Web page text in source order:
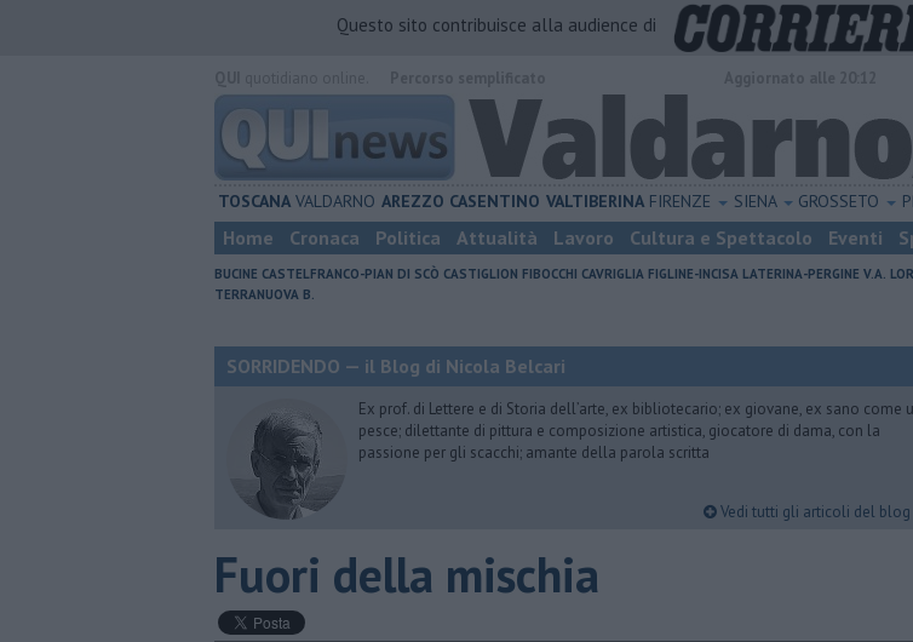
Questo sito contribuisce alla audience di
TOSCANA VALDARNO AREZZO CASENTINO VALTIBERINA FIRENZE SIENA GROSSETO
Home Cronaca Politica Attualità Lavoro Cultura e Spettacolo Eventi
BUCINE CASTELFRANCO-PIAN DI SCÒ CASTIGLION FIBOCCHI CAVRIGLIA FIGLINE-INCISA LATERINA-PERGINE V.A.
TERRANUOVA B.
SORRIDENDO — il Blog di Nicola Belcari
Ex prof. di Lettere e di Storia dell’arte, ex bibliotecario; ex giovane, ex sano come
pesce; dilettante di pittura e composizione artistica, giocatore di dama, con la
passione per gli scacchi; amante della parola scritta
Vedi tutti gli articoli del
Fuori della mischia